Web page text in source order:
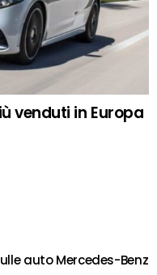
venduti in Europa
auto Mercedes-Benz